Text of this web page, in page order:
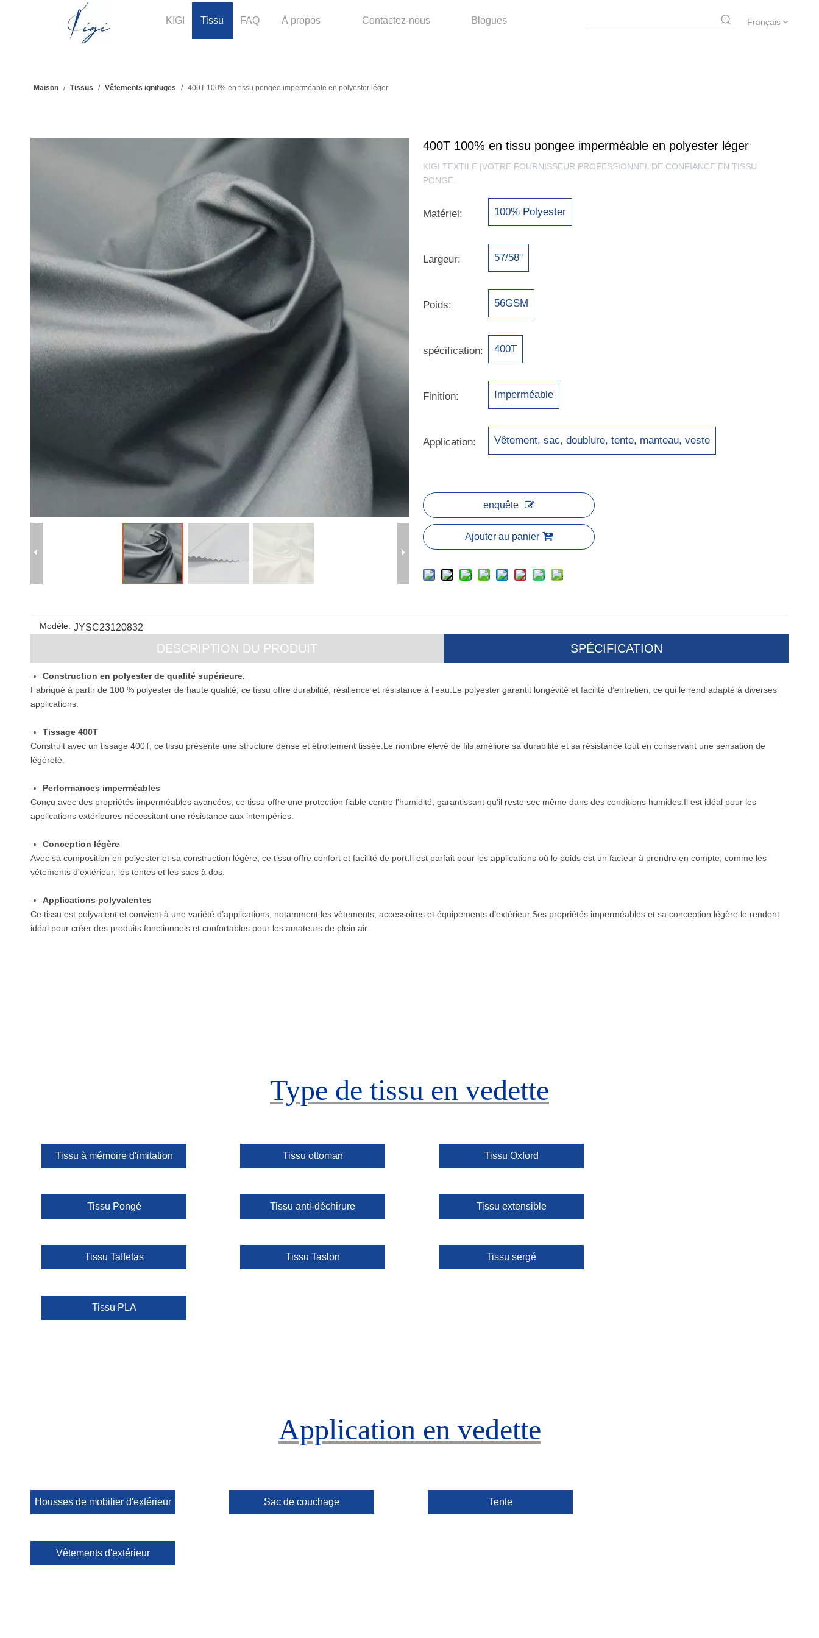
KIGI Tissu FAQ À propos Contactez-nous Blogues Français
Maison / Tissus / Vêtements ignifuges / 400T 100% en tissu pongee imperméable en polyester léger
400T 100% en tissu pongee imperméable en polyester léger
KIGI TEXTILE |VOTRE FOURNISSEUR PROFESSIONNEL DE CONFIANCE EN TISSU
PONGÉ.
Matériel: 100% Polyester
Largeur: 57/58''
Poids: 56GSM
spécification: 400T
Finition: Imperméable
Application: Vêtement, sac, doublure, tente, manteau, veste
enquête
Ajouter au panier
Modèle: JYSC23120832
DESCRIPTION DU PRODUIT SPÉCIFICATION
Construction en polyester de qualité supérieure.
Fabriqué à partir de 100 % polyester de haute qualité, ce tissu offre durabilité, résilience et résistance à l'eau.Le polyester garantit longévité et facilité d’entretien, ce qui le rend adapté à diverses
applications.
Tissage 400T
Construit avec un tissage 400T, ce tissu présente une structure dense et étroitement tissée.Le nombre élevé de fils améliore sa durabilité et sa résistance tout en conservant une sensation de
légèreté.
Performances imperméables
Conçu avec des propriétés imperméables avancées, ce tissu offre une protection fiable contre l'humidité, garantissant qu'il reste sec même dans des conditions humides.Il est idéal pour les
applications extérieures nécessitant une résistance aux intempéries.
Conception légère
Avec sa composition en polyester et sa construction légère, ce tissu offre confort et facilité de port.Il est parfait pour les applications où le poids est un facteur à prendre en compte, comme les
vêtements d'extérieur, les tentes et les sacs à dos.
Applications polyvalentes
Ce tissu est polyvalent et convient à une variété d’applications, notamment les vêtements, accessoires et équipements d’extérieur.Ses propriétés imperméables et sa conception légère le rendent
idéal pour créer des produits fonctionnels et confortables pour les amateurs de plein air.
Type de tissu en vedette
Tissu à mémoire d'imitation Tissu ottoman Tissu Oxford
Tissu Pongé Tissu anti-déchirure Tissu extensible
Tissu Taffetas Tissu Taslon Tissu sergé
Tissu PLA
Application en vedette
Housses de mobilier d'extérieur Sac de couchage Tente
Vêtements d'extérieur